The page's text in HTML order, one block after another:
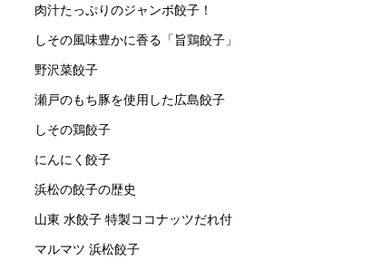
肉汁たっぷりのジャンボ餃子！
しその風味豊かに香る「旨鶏餃子」
野沢菜餃子
瀬戸のもち豚を使用した広島餃子
しその鶏餃子
にんにく餃子
浜松の餃子の歴史
山東 水餃子 特製ココナッツだれ付
マルマツ 浜松餃子